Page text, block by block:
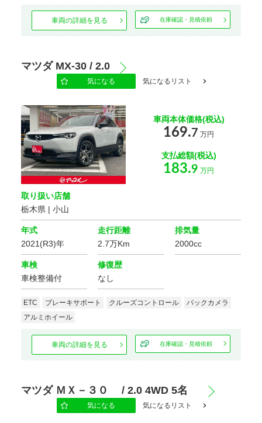
選択する
もっと詳しく
ミッション
駆動方式
ハンドル
該当車
この条件で検索する
設定をクリア
車両の詳細を見る 在庫確認・見積依頼
マツダ MX-30 / 2.0
気になる 気になるリスト
車両本体価格(税込)
169.7 万円
支払総額(税込)
183.9 万円
取り扱い店舗
栃木県 | 小山
年式
2021(R3)年
走行距離
2.7万Km
排気量
2000cc
車検
車検整備付
修復歴
なし
ETC ブレーキサポート クルーズコントロール
バックカメラ
アルミホイール
車両の詳細を見る 在庫確認・見積依頼
マツダ ＭＸ－３０ / 2.0 4WD 5名
気になる 気になるリスト